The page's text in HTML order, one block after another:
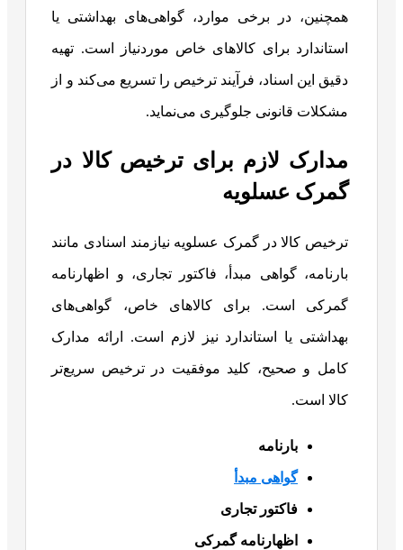
همچنین، در برخی موارد، گواهی‌های بهداشتی یا
استاندارد برای کالاهای خاص موردنیاز است. تهیه
دقیق این اسناد، فرآیند ترخیص را تسریع می‌کند و از
مشکلات قانونی جلوگیری می‌نماید.
مدارک لازم برای ترخیص کالا در
گمرک عسلویه
ترخیص کالا در گمرک عسلویه نیازمند اسنادی مانند
بارنامه، گواهی مبدأ، فاکتور تجاری، و اظهارنامه
گمرکی است. برای کالاهای خاص، گواهی‌های
بهداشتی یا استاندارد نیز لازم است. ارائه مدارک
کامل و صحیح، کلید موفقیت در ترخیص سریع‌تر
کالا است.
بارنامه
گواهی مبدأ
فاکتور تجاری
اظهارنامه گمرکی